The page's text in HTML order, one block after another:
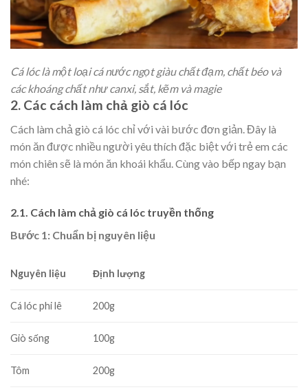
Cá lóc là một loại cá nước ngọt giàu chất đạm, chất béo và
các khoáng chất như canxi, sắt, kẽm và magie
2. Các cách làm chả giò cá lóc
Cách làm chả giò cá lóc chỉ với vài bước đơn giản. Đây là
món ăn được nhiều người yêu thích đặc biệt với trẻ em các
món chiên sẽ là món ăn khoái khẩu. Cùng vào bếp ngay bạn
nhé:
2.1. Cách làm chả giò cá lóc truyền thống
Bước 1: Chuẩn bị nguyên liệu
Nguyên liệu Định lượng
Cá lóc phi lê 200g
Giò sống 100g
Tôm 200g